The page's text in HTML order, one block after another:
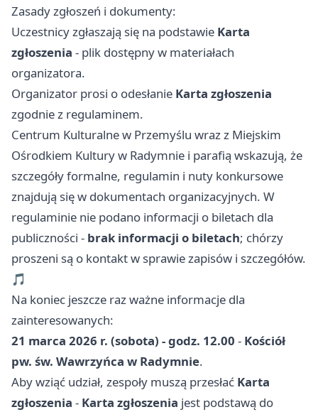
Zasady zgłoszeń i dokumenty:
Uczestnicy zgłaszają się na podstawie Karta
zgłoszenia - plik dostępny w materiałach
organizatora.
Organizator prosi o odesłanie Karta zgłoszenia
zgodnie z regulaminem.
Centrum Kulturalne w Przemyślu wraz z Miejskim
Ośrodkiem Kultury w Radymnie i parafią wskazują, że
szczegóły formalne, regulamin i nuty konkursowe
znajdują się w dokumentach organizacyjnych. W
regulaminie nie podano informacji o biletach dla
publiczności - brak informacji o biletach; chórzy
proszeni są o kontakt w sprawie zapisów i szczegółów.
🎵
Na koniec jeszcze raz ważne informacje dla
zainteresowanych:
21 marca 2026 r. (sobota) - godz. 12.00 - Kościół
pw. św. Wawrzyńca w Radymnie.
Aby wziąć udział, zespoły muszą przesłać Karta
zgłoszenia - Karta zgłoszenia jest podstawą do